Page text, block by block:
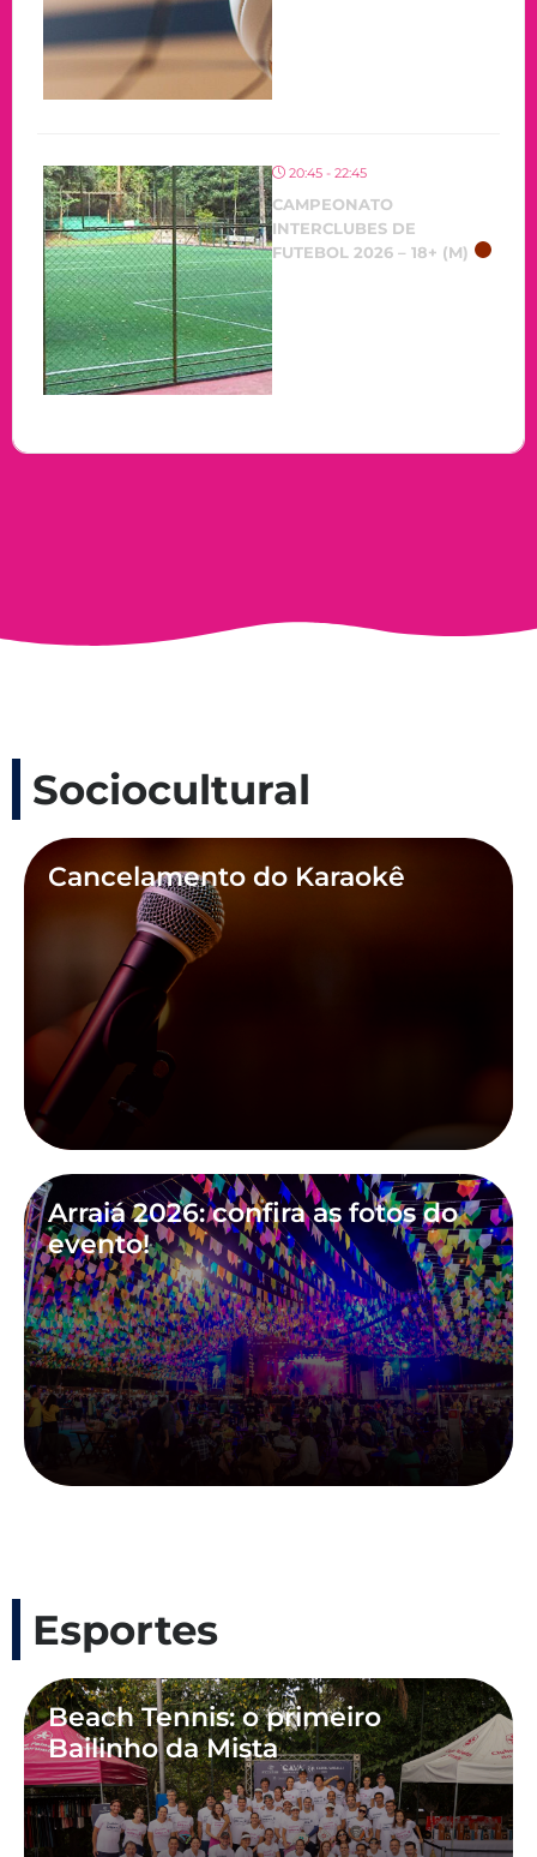
20:45 - 22:45
CAMPEONATO
INTERCLUBES DE
FUTEBOL 2026 – 18+ (M)
Sociocultural
Cancelamento do Karaokê
Arraiá 2026: confira as fotos do
evento!
Esportes
Beach Tennis: o primeiro
Bailinho da Mista